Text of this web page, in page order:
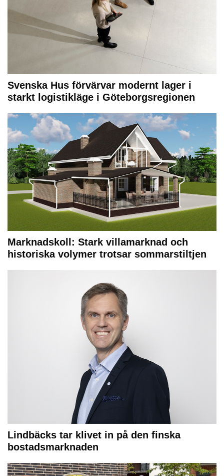
Svenska Hus förvärvar modernt lager i
starkt logistikläge i Göteborgsregionen
Marknadskoll: Stark villamarknad och
historiska volymer trotsar sommarstiltjen
Lindbäcks tar klivet in på den finska
bostadsmarknaden